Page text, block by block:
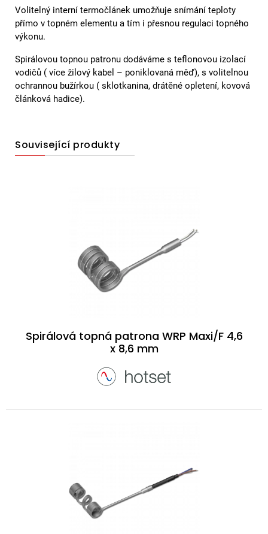
Volitelný interní termočlánek umožňuje snímání teploty
přímo v topném elementu a tím i přesnou regulaci topného
výkonu.
Spirálovou topnou patronu dodáváme s teflonovou izolací
vodičů ( více žilový kabel – poniklovaná měď), s volitelnou
ochrannou bužírkou ( sklotkanina, drátěné opletení, kovová
článková hadice).
Související produkty
Spirálová topná patrona WRP Maxi/F 4,6
x 8,6 mm